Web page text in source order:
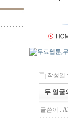
작성일
두 얼굴
글쓴이 :